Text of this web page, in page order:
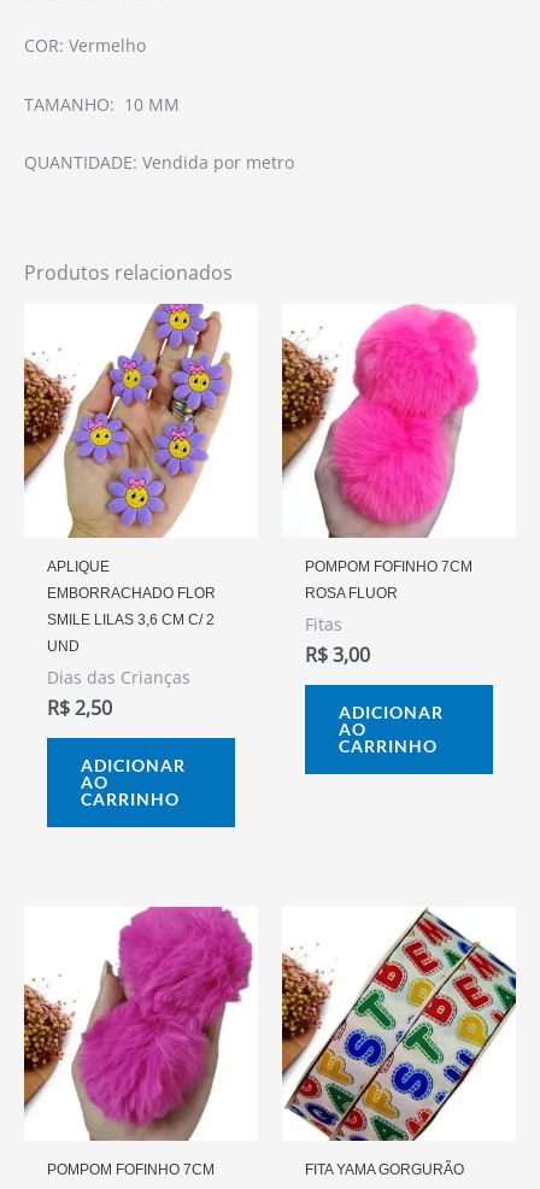
COR: Vermelho
TAMANHO: 10 MM
QUANTIDADE: Vendida por metro
Produtos relacionados
APLIQUE
EMBORRACHADO FLOR
SMILE LILAS 3,6 CM C/ 2
UND
Dias das Crianças
R$2,50
ADICIONAR
AO
CARRINHO
POMPOM FOFINHO 7CM
ROSA FLUOR
Fitas
R$3,00
ADICIONAR
AO
CARRINHO
POMPOM FOFINHO 7CM
FITA YAMA GORGURÃO